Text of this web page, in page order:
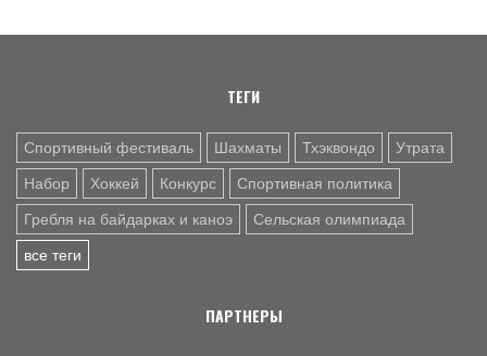
летняя. Поспелиха, 2014 год. Часть первая
ТЕГИ
Спортивный фестиваль Шахматы Тхэквондо Утрата
Набор Хоккей Конкурс Спортивная политика
Гребля на байдарках и каноэ Сельская олимпиада
все теги
ПАРТНЕРЫ